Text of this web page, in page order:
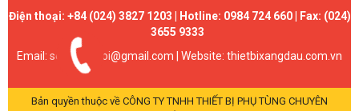
Điện thoại: +84 (024) 3827 1203 | Hotline: 0984 724 660 | Fax: (024)
3655 9333
Email: seeco.hanoi@gmail.com | Website: thietbixangdau.com.vn
Bản quyền thuộc về CÔNG TY TNHH THIẾT BỊ PHỤ TÙNG CHUYÊN